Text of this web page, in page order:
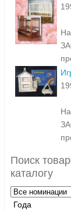
Поиск
каталогу
Года